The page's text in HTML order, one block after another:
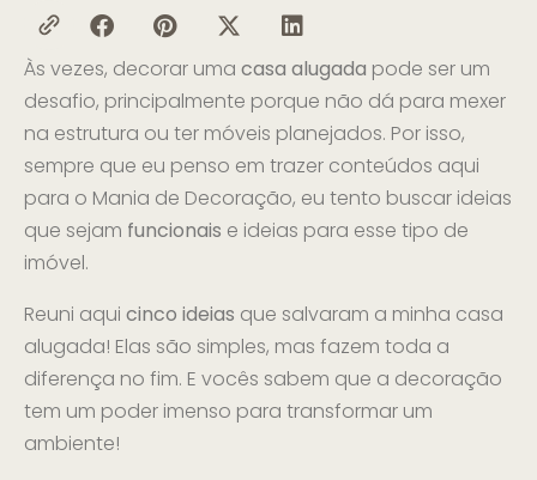
Às vezes, decorar uma casa alugada pode ser um
desafio, principalmente porque não dá para mexer
na estrutura ou ter móveis planejados. Por isso,
sempre que eu penso em trazer conteúdos aqui
para o Mania de Decoração, eu tento buscar ideias
que sejam funcionais e ideias para esse tipo de
imóvel.
Reuni aqui cinco ideias que salvaram a minha casa
alugada! Elas são simples, mas fazem toda a
diferença no fim. E vocês sabem que a decoração
tem um poder imenso para transformar um
ambiente!